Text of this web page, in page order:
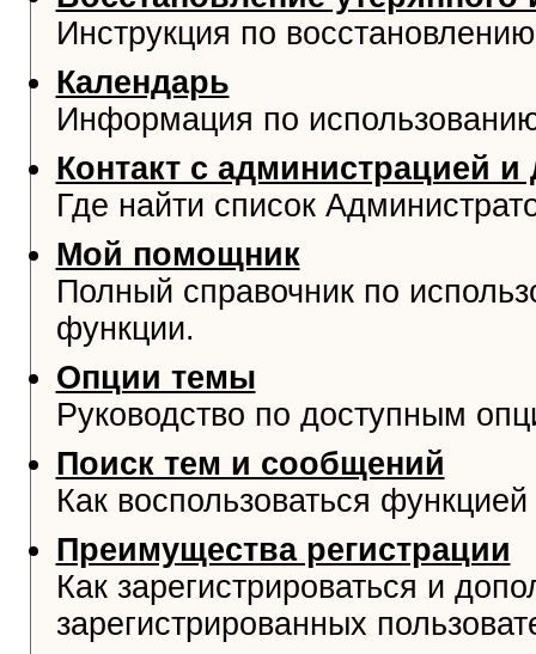
Инструкция по
Календарь
Информация по
Контакт с администрацией
Где найти список
Мой помощник
Полный справочник по
функции.
Опции темы
Руководство по доступным
Поиск тем и сообщений
Как воспользоваться
Преимущества регистрации
Как зарегистрироваться и
зарегистрированных